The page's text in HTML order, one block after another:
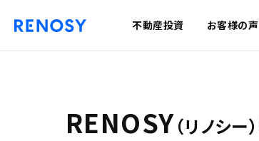
不動産投資 お客様の声
RENOSY（リノシー）